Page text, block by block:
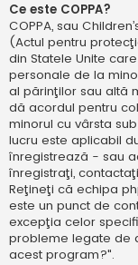
Ce este COPPA?
COPPA, sau
(Actul pentru
din Statele Unite
personale de la
al părinţilor sau altă
dă acordul pentru
minorul cu vârsta
lucru este aplicabil
înregistrează - sau
înregistraţi,
Reţineţi că echipa
este un punct de
excepţia celor
probleme legate de
acest program?".